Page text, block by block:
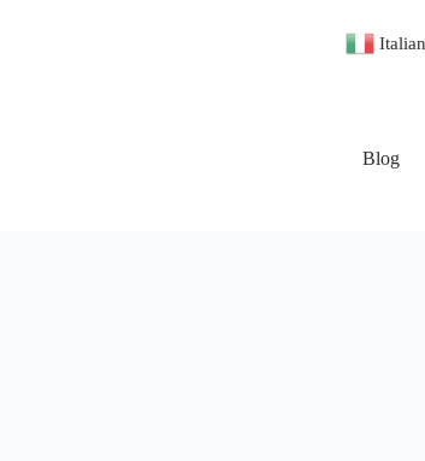
Italian
Blog